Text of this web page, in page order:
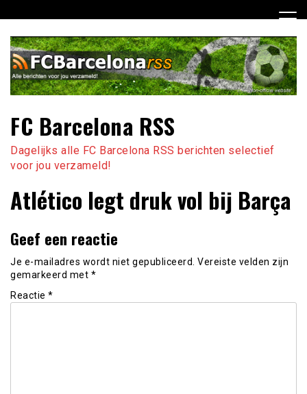
naar
inhoud
FC Barcelona RSS
Dagelijks alle FC Barcelona RSS berichten selectief
voor jou verzameld!
Atlético legt druk vol bij Barça
Geef een reactie
Je e-mailadres wordt niet gepubliceerd. Vereiste velden zijn
gemarkeerd met *
Reactie *